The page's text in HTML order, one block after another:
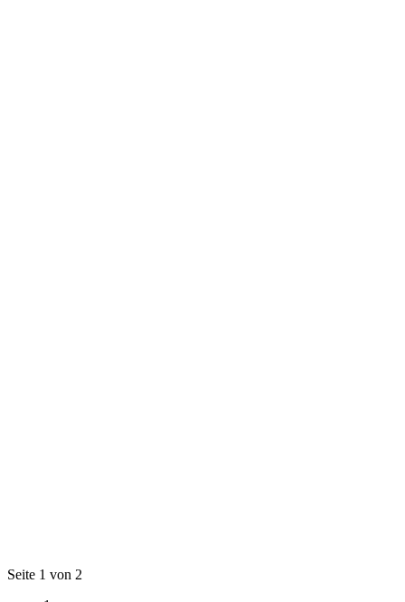
Seite 1 von 2